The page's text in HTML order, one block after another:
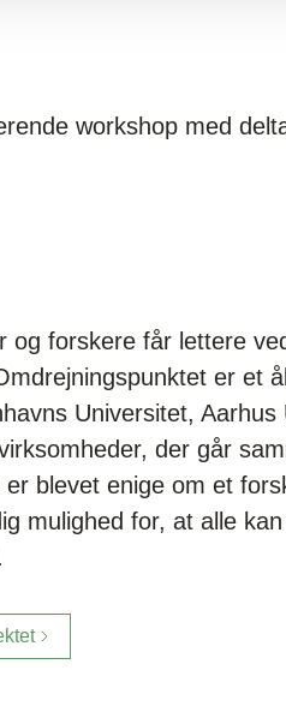
workshop med
og forskere får lettere
er et
Universitet, Aarhus
der går
blevet enige om et
mulighed for, at alle